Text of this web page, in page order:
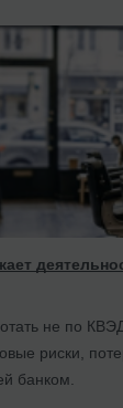
не по
риски,
банком.